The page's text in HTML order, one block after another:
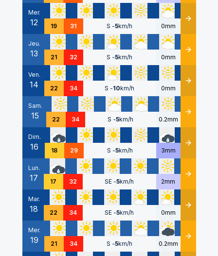
Mer.
12 19 31 S -5km/h 0mm Détails
Jeu.
13 21 32 S -5km/h 0mm Détails
Ven.
14 22 34 S -10km/h 0mm Détails
Sam.
15 22 34 S -5km/h 0.2mm Détails
Dim.
16 18 29 S -5km/h 3mm Détails
Lun.
17 17 32 SE -5km/h 2mm Détails
Mar.
18 22 34 SE -5km/h 0mm Détails
Mer.
19 21 34 S -5km/h 0.2mm Détails